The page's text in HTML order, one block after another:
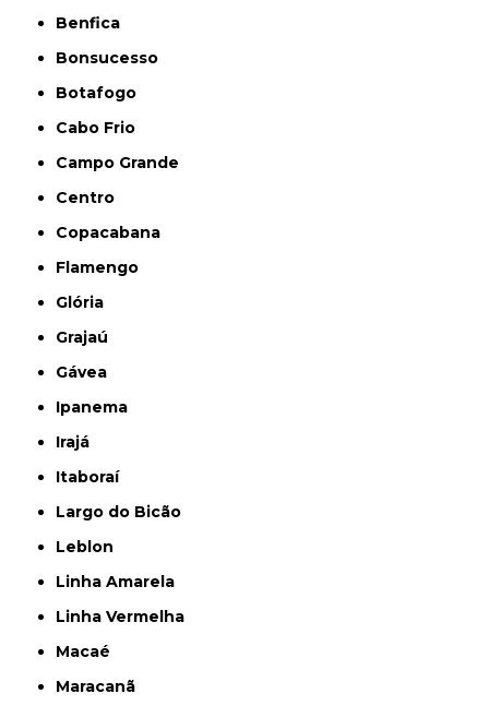
Benfica
Bonsucesso
Botafogo
Cabo Frio
Campo Grande
Centro
Copacabana
Flamengo
Glória
Grajaú
Gávea
Ipanema
Irajá
Itaboraí
Largo do Bicão
Leblon
Linha Amarela
Linha Vermelha
Macaé
Maracanã